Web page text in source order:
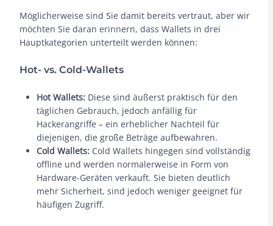
Möglicherweise sind Sie damit bereits vertraut, aber wir
möchten Sie daran erinnern, dass Wallets in drei
Hauptkategorien unterteilt werden können:
Hot- vs. Cold-Wallets
Hot Wallets: Diese sind äußerst praktisch für den
täglichen Gebrauch, jedoch anfällig für
Hackerangriffe – ein erheblicher Nachteil für
diejenigen, die große Beträge aufbewahren.
Cold Wallets: Cold Wallets hingegen sind vollständig
offline und werden normalerweise in Form von
Hardware-Geräten verkauft. Sie bieten deutlich
mehr Sicherheit, sind jedoch weniger geeignet für
häufigen Zugriff.